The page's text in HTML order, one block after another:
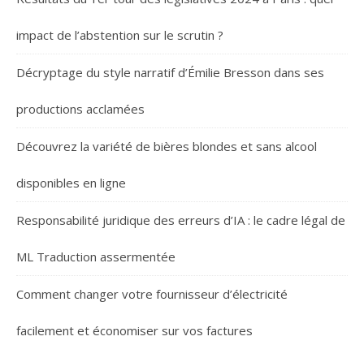
impact de l’abstention sur le scrutin ?
Décryptage du style narratif d’Émilie Bresson dans ses
productions acclamées
Découvrez la variété de bières blondes et sans alcool
disponibles en ligne
Responsabilité juridique des erreurs d’IA : le cadre légal de
ML Traduction assermentée
Comment changer votre fournisseur d’électricité
facilement et économiser sur vos factures